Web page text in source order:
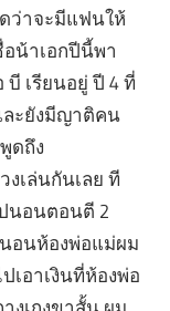
ว่าจะมีแฟนให้
น้าเอกปีนี้พา
เรียนอยู่ ปี 4 ที่
ละยังมีญาติคน
ดถึง
งเล่นกันเลย ที
นอนตอนตี 2
อนห้องพ่อแม่ผม
อาเงินที่ห้องพ่อ